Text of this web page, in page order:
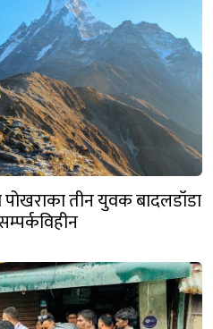
पोखराका तीन युवक बादलडाँडा